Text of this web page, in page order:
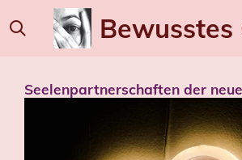
Zum
Hauptinhalt
Bewusstes
Seelenpartnerschaften der